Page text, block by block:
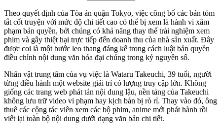
Theo quyết định của Tòa án quận Tokyo, việc công bố các bản tóm
tắt cốt truyện với mức độ chi tiết cao có thể bị xem là hành vi xâm
phạm bản quyền, bởi chúng có khả năng thay thế trải nghiệm xem
phim và gây thiệt hại trực tiếp đến doanh thu của nhà sản xuất. Đây
được coi là một bước leo thang đáng kể trong cách luật bản quyền
điều chỉnh nội dung văn hóa đại chúng trong kỷ nguyên số.
Nhân vật trung tâm của vụ việc là Wataru Takeuchi, 39 tuổi, người
từng điều hành một website giải trí có lượng truy cập lớn. Không
giống các trang web phát tán nội dung lậu, nền tảng của Takeuchi
không lưu trữ video vi phạm hay kịch bản bị rò rỉ. Thay vào đó, ông
thuê các cộng tác viên xem các bộ phim, anime mới phát hành rồi
viết lại toàn bộ nội dung dưới dạng văn bản chi tiết.